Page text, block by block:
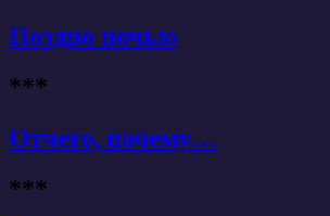
Поздно ночью
***
Отчего, почему…
***